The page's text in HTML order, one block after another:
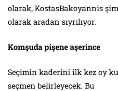
olarak, KostasBakoyannis
olarak aradan sıyrılıyor.
Komşuda pişene aşerince
Seçimin kaderini ilk kez oy
seçmen belirleyecek. Bu